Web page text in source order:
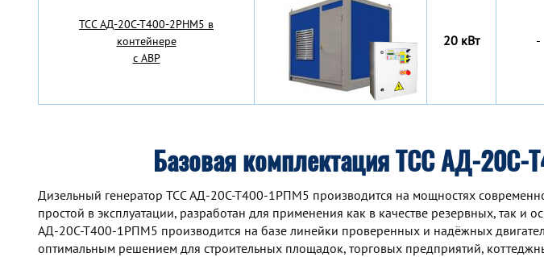
TCC АД-20С-Т400-2РНМ5 в
контейнере
с АВР
20 кВт -
Базовая комплектация ТСС АД-
Дизельный генератор TCC АД-20С-Т400-1РПМ5 производится на мощностях
простой в эксплуатации, разработан для применения как в качестве резервных, так и
АД-20С-Т400-1РПМ5 производится на базе линейки проверенных и надёжных
оптимальным решением для строительных площадок, торговых предприятий,